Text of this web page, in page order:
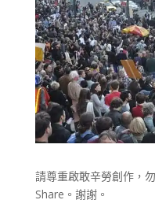
請尊重啟敢辛勞創作，
Share。謝謝。